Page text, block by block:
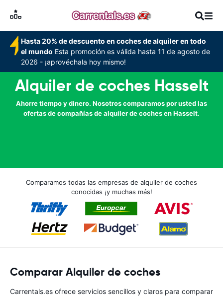
Hasta 20% de descuento en coches de alquiler en todo
el mundo Esta promoción es válida hasta 11 de agosto de
2026 - ¡aprovéchala hoy mismo!
Alquiler de coches Hasselt
Ahorre tiempo y dinero. Nosotros comparamos por usted las
ofertas de compañías de alquiler de coches en Hasselt.
Comparamos todas las empresas de alquiler de coches
conocidas ¡y muchas más!
Comparar Alquiler de coches
Carrentals.es ofrece servicios sencillos y claros para comparar